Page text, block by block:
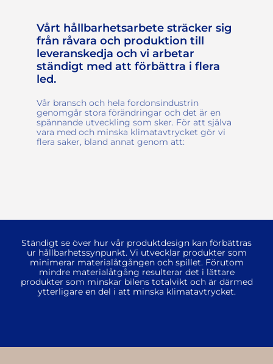
både
medarbetare
och produktion
Vårt hållbarhetsarbete sträcker sig
från råvara och produktion till
leveranskedja och vi arbetar
ständigt med att förbättra i flera
led.
Vår bransch och hela fordonsindustrin
genomgår stora förändringar och det är en
spännande utveckling som sker. För att själva
vara med och minska klimatavtrycket gör vi
flera saker, bland annat genom att:
Ständigt se över hur vår produktdesign kan förbättras
ur hållbarhetssynpunkt. Vi utvecklar produkter som
minimerar materialåtgångenochspillet. Förutom
mindre materialåtgång resulterar det i lättare
produkter som minskar bilens totalvikt och är därmed
ytterligare en del i att minska klimatavtrycket.